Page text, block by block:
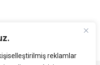
reklamlar